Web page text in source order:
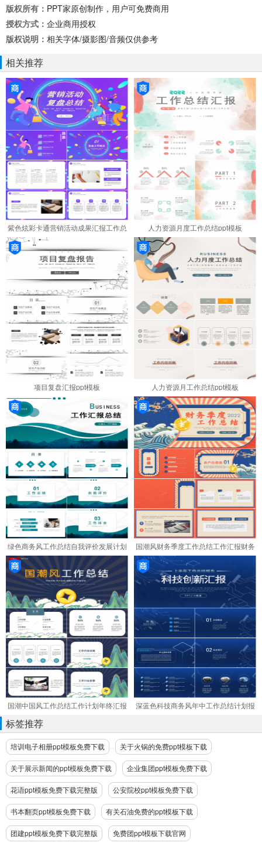
版权所有： PPT家原创制作，用户可免费商用
授权方式： 企业商用授权
版权说明： 相关字体/摄影图/音频仅供参考
相关推荐
紫色炫彩卡通营销活动成果汇报工作总
结年度规划ppt模板
人力资源月度工作总结ppt模板
项目复盘汇报ppt模板 人力资源月工作总结ppt模板
绿色商务风工作总结自我评价发展计划
ppt模板
国潮风财务季度工作总结工作汇报财务
评估ppt模板
国潮中国风工作总结工作计划年终汇报
深蓝色科技商务风年中工作总结计划报
标签推荐
培训电子相册ppt模板免费下载 关于火锅的免费ppt模板下载
关于展示新闻的ppt模板免费下载 企业集团ppt模板免费下载
花语ppt模板免费下载完整版 公安院校ppt模板免费下载
书本翻页ppt模板免费下载 有关石油免费的ppt模板下载
团建ppt模板免费下载完整版 免费团ppt模板下载官网